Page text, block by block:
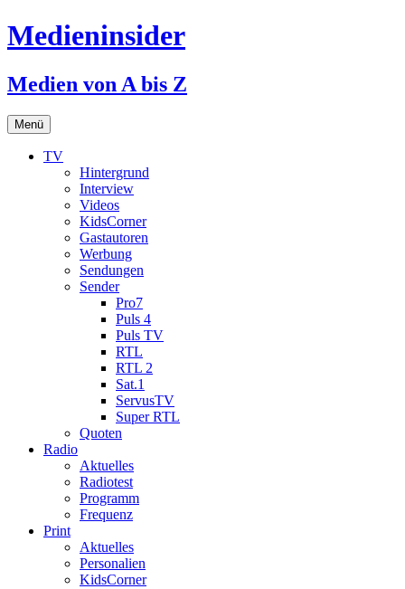
Medieninsider
Medien von A bis Z
Menü Zum
Inhalt
springen
TV
Hintergrund
Interview
Videos
KidsCorner
Gastautoren
Werbung
Sendungen
Sender
Pro7
Puls 4
Puls TV
RTL
RTL 2
Sat.1
ServusTV
Super RTL
Quoten
Radio
Aktuelles
Radiotest
Programm
Frequenz
Print
Aktuelles
Personalien
KidsCorner